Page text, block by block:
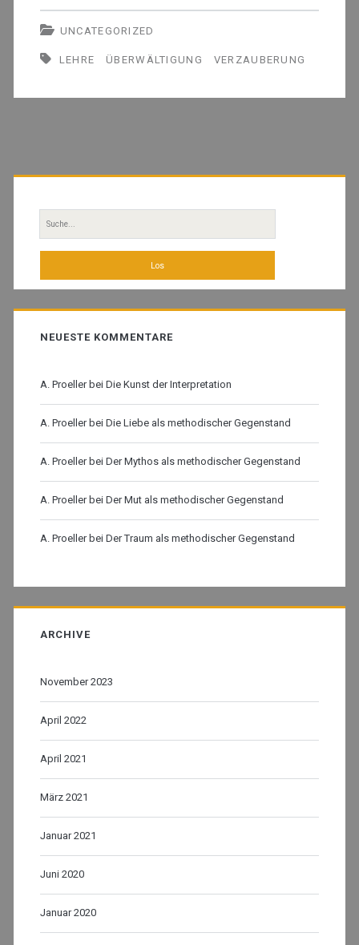
durch
Verzauberung
UNCATEGORIZED
LEHRE ÜBERWÄLTIGUNG VERZAUBERUNG
Primäre
Sidebar
Suche
nach:
NEUESTE KOMMENTARE
A. Proellerbei Die Kunst der Interpretation
A. Proellerbei Die Liebe als methodischer Gegenstand
A. Proellerbei Der Mythos als methodischer Gegenstand
A. Proellerbei Der Mut als methodischer Gegenstand
A. Proellerbei Der Traum als methodischer Gegenstand
ARCHIVE
November 2023
April 2022
April 2021
März 2021
Januar 2021
Juni 2020
Januar 2020